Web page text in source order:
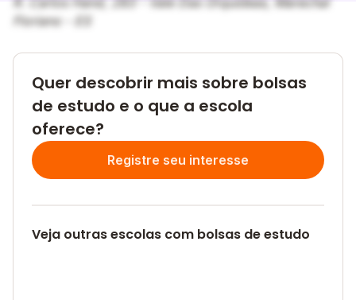
Floriano - ES
Quer descobrir mais sobre bolsas
de estudo e o que a escola
oferece?
Registre seu interesse
Veja outras escolas com bolsas de estudo